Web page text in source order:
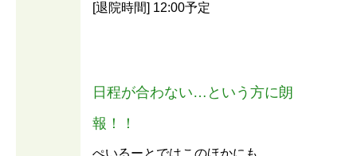
[退院時間] 12:00予定
日程が合わない…という方に朗
報！！